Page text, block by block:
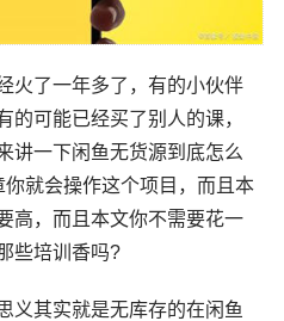
火了一年多了，有的小伙伴
的可能已经买了别人的课，
讲一下闲鱼无货源到底怎么
就会操作这个项目，而且本
高，而且本文你不需要花一
些培训香吗?
义其实就是无库存的在闲鱼